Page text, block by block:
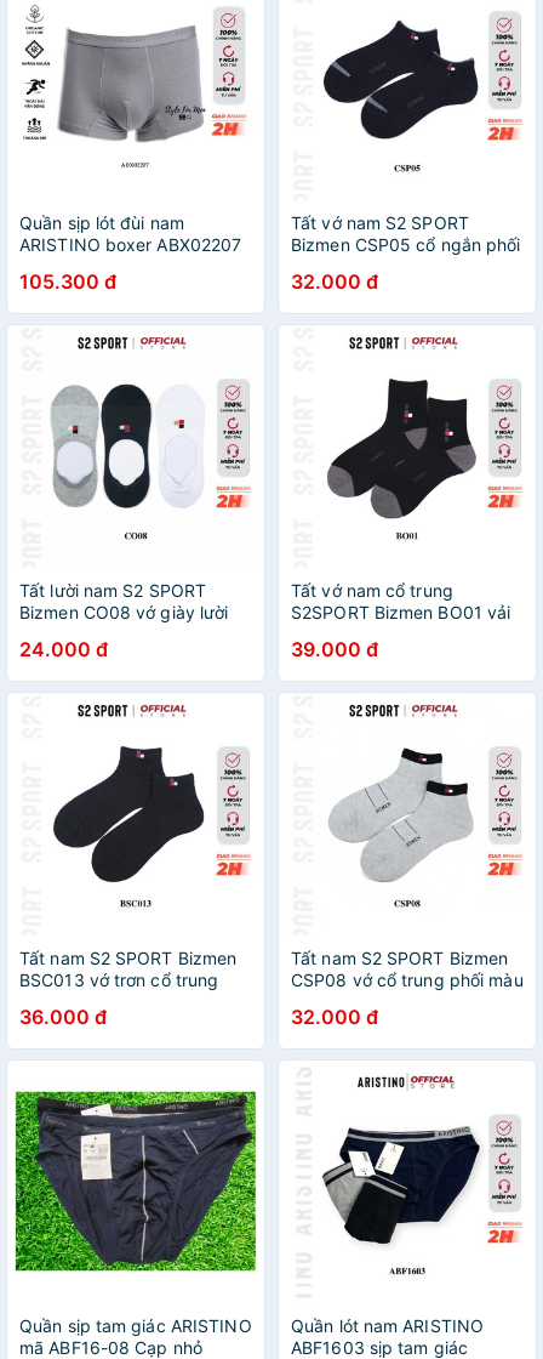
Quần sịp lót đùi nam
ARISTINO boxer ABX02207
khuẩn co giãn thoáng mát
105.300 đ
Tất vớ nam S2 SPORT
Bizmen CSP05 cổ ngắn phối
khử mùi chống hôi chân sử
dụng cả cho giầy lười
32.000 đ
Tất lười nam S2 SPORT
Bizmen CO08 vớ giày lười
khi khử mùi chống hôi chân
chống trượt gót
24.000 đ
Tất vớ nam cổ trung
S2SPORT Bizmen BO01 vải
nghệ nano kháng khuẩn khử
mùi chống hôi chân
39.000 đ
Tất nam S2 SPORT Bizmen
BSC013 vớ trơn cổ trung
ôm chân thoáng khí chống
hôi chân
36.000 đ
Tất nam S2 SPORT Bizmen
CSP08 vớ cổ trung phối màu
kháng khuẩn khử mùi chống
hôi chân
32.000 đ
Quần sịp tam giác ARISTINO
mã ABF16-08 Cạp nhỏ
Quần lót nam ARISTINO
ABF1603 sịp tam giác